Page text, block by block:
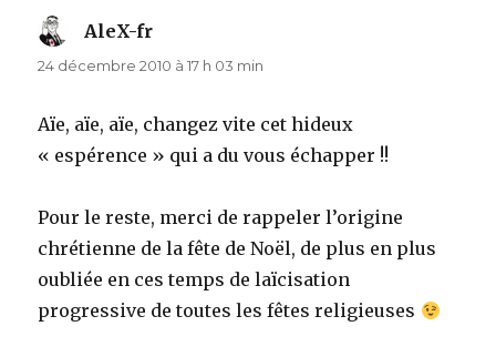
AleX-fr
24 décembre 2010 à 17 h 03 min
Aïe, aïe, aïe, changez vite cet hideux
« espérence » qui a du vous échapper !!
Pour le reste, merci de rappeler l’origine
chrétienne de la fête de Noël, de plus en plus
oubliée en ces temps de laïcisation
progressive de toutes les fêtes religieuses